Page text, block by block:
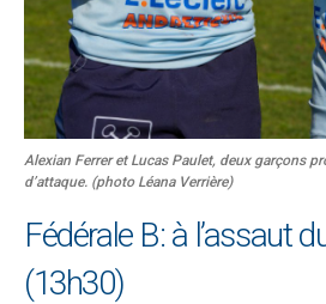
Alexian Ferrer et Lucas Paulet, deux garçons
d’attaque. (photo Léana Verrière)
Fédérale B: à l’assaut
(13h30)